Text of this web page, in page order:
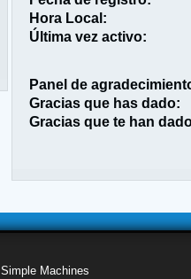
Hora Local:
Última vez activo:
Panel de
Gracias que has dado:
Gracias que te han
Simple Machines